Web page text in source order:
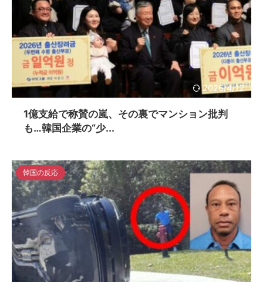
2026/4/12
1億支給で称賛の嵐、その裏でマンション批判
も…韓国企業の“少...
韓国の反応